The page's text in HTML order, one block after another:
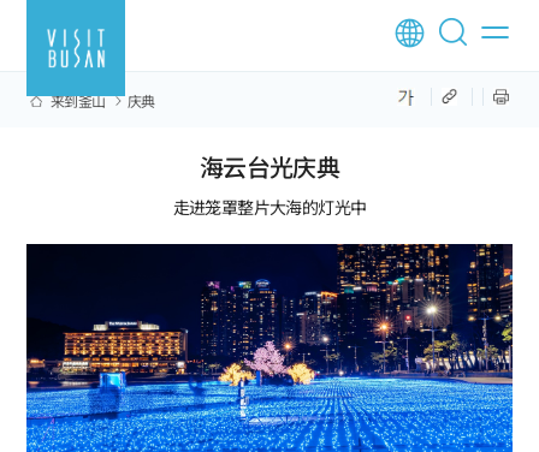
来到釜山 庆典
海云台光庆典
走进笼罩整片大海的灯光中